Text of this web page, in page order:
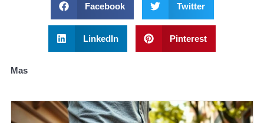
Facebook Twitter
LinkedIn Pinterest
Mas